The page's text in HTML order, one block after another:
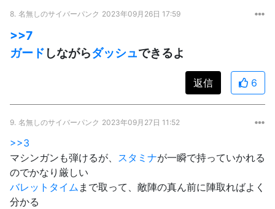
8. 名無しのサイバーパンク 2023年09月26日 17:59
>>7
ガード しながらダッシュできるよ
返信 6
9. 名無しのサイバーパンク 2023年09月27日 11:52
>>3
マシンガンも弾けるが、 スタミナが一瞬で持っていかれる
のでかなり厳しい
バレットタイム まで取って、敵陣の真ん前に陣取ればよく
分かる